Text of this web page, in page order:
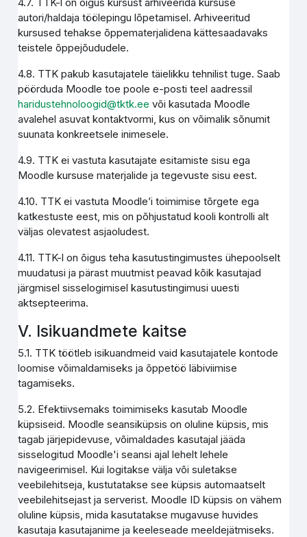
autori/haldaja töölepingu lõpetamisel. Arhiveeritud
kursused tehakse õppematerjalidena kättesaadavaks
teistele õppejõududele.
4.8. TTK pakub kasutajatele täielikku tehnilist tuge. Saab
pöörduda Moodle toe poole e-posti teel aadressil
haridustehnoloogid@tktk.ee või kasutada Moodle
avalehel asuvat kontaktvormi, kus on võimalik sõnumit
suunata konkreetsele inimesele.
4.9. TTK ei vastuta kasutajate esitamiste sisu ega
Moodle kursuse materjalide ja tegevuste sisu eest.
4.10. TTK ei vastuta Moodle’i toimimise tõrgete ega
katkestuste eest, mis on põhjustatud kooli kontrolli alt
väljas olevatest asjaoludest.
4.11. TTK-l on õigus teha kasutustingimustes ühepoolselt
muudatusi ja pärast muutmist peavad kõik kasutajad
järgmisel sisselogimisel kasutustingimusi uuesti
aktsepteerima.
V. Isikuandmete kaitse
5.1. TTK töötleb isikuandmeid vaid kasutajatele kontode
loomise võimaldamiseks ja õppetöö läbiviimise
tagamiseks.
5.2. Efektiivsemaks toimimiseks kasutab Moodle
küpsiseid. Moodle seansiküpsis on oluline küpsis, mis
tagab järjepidevuse, võimaldades kasutajal jääda
sisselogitud Moodle'i seansi ajal lehelt lehele
navigeerimisel. Kui logitakse välja või suletakse
veebilehitseja, kustutatakse see küpsis automaatselt
veebilehitsejast ja serverist. Moodle ID küpsis on vähem
oluline küpsis, mida kasutatakse mugavuse huvides
kasutaja kasutajanime ja keeleseade meeldejätmiseks.